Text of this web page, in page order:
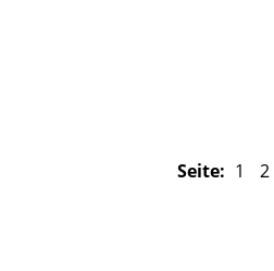
Seite: 1 2